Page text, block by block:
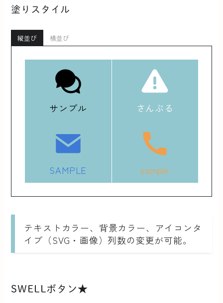
塗りスタイル
縦並び 横並び
サンプル さんぷる
SAMPLE sample
テキストカラー、背景カラー、アイコンタ
イプ（SVG・画像）列数の変更が可能。
SWELLボタン★